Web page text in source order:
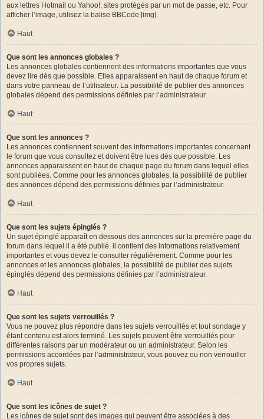
aux lettres Hotmail ou Yahoo!, sites protégés par un mot de passe, etc. Pour
afficher l’image, utilisez la balise BBCode [img].
Haut
Que sont les annonces globales ?
Les annonces globales contiennent des informations importantes que vous
devez lire dès que possible. Elles apparaissent en haut de chaque forum et
dans votre panneau de l’utilisateur. La possibilité de publier des annonces
globales dépend des permissions définies par l’administrateur.
Haut
Que sont les annonces ?
Les annonces contiennent souvent des informations importantes concernant
le forum que vous consultez et doivent être lues dès que possible. Les
annonces apparaissent en haut de chaque page du forum dans lequel elles
sont publiées. Comme pour les annonces globales, la possibilité de publier
des annonces dépend des permissions définies par l’administrateur.
Haut
Que sont les sujets épinglés ?
Un sujet épinglé apparaît en dessous des annonces sur la première page du
forum dans lequel il a été publié. il contient des informations relativement
importantes et vous devez le consulter régulièrement. Comme pour les
annonces et les annonces globales, la possibilité de publier des sujets
épinglés dépend des permissions définies par l’administrateur.
Haut
Que sont les sujets verrouillés ?
Vous ne pouvez plus répondre dans les sujets verrouillés et tout sondage y
étant contenu est alors terminé. Les sujets peuvent être verrouillés pour
différentes raisons par un modérateur ou un administrateur. Selon les
permissions accordées par l’administrateur, vous pouvez ou non verrouiller
vos propres sujets.
Haut
Que sont les icônes de sujet ?
Les icônes de sujet sont des images qui peuvent être associées à des